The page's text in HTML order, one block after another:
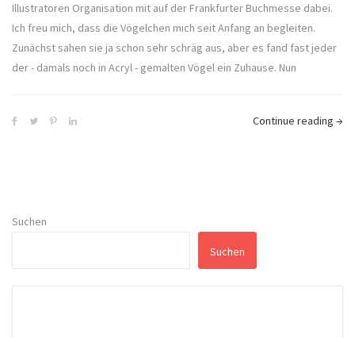
Illustratoren Organisation mit auf der Frankfurter Buchmesse dabei.
Ich freu mich, dass die Vögelchen mich seit Anfang an begleiten.
Zunächst sahen sie ja schon sehr schräg aus, aber es fand fast jeder
der - damals noch in Acryl - gemalten Vögel ein Zuhause. Nun
Continue reading →
Suchen
Suchen